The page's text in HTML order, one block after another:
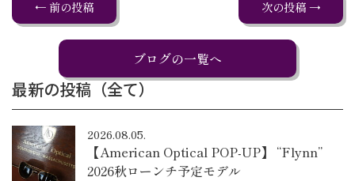
← 前の投稿 次の投稿 →
ブログの一覧へ
最新の投稿（全て）
2026.08.05.
【American Optical POP-UP】 “Flynn”
2026秋ローンチ予定モデル